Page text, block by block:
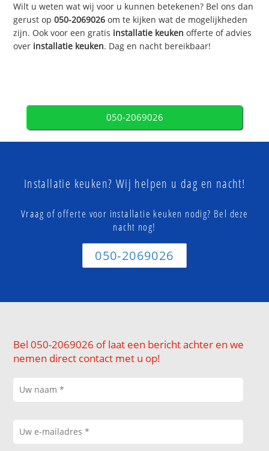
Wilt u weten wat wij voor u kunnen betekenen? Bel ons dan
gerust op050-2069026 om te kijken wat de mogelijkheden
zijn. Ook voor een gratis installatie keuken offerte of advies
over installatie keuken. Dag en nacht bereikbaar!
050-2069026
Installatie keuken? Wij helpen u dag en nacht!
Vraag of offerte voor installatie keuken nodig? Bel deze
nacht nog!
050-2069026
Bel 050-2069026 of laat een bericht achter en we
nemen direct contact met u op!